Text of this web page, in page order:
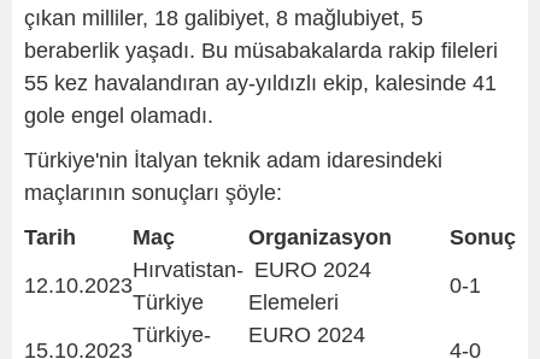
çıkan milliler, 18 galibiyet, 8 mağlubiyet, 5
beraberlik yaşadı. Bu müsabakalarda rakip fileleri
55 kez havalandıran ay-yıldızlı ekip, kalesinde 41
gole engel olamadı.
Türkiye'nin İtalyan teknik adam idaresindeki
maçlarının sonuçları şöyle:
Tarih
Maç Organizasyon
Sonuç
12.10.2023
Hırvatistan-
Türkiye
EURO 2024
Elemeleri
0-1
15.10.2023
Türkiye-
EURO 2024
4-0